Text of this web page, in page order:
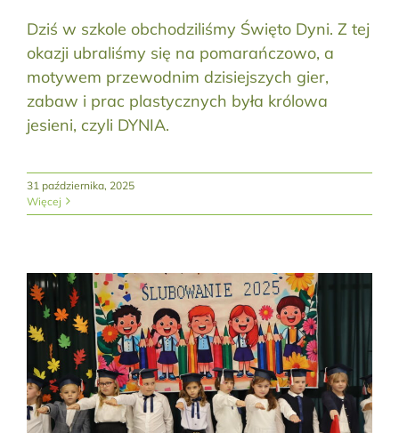
Dziś w szkole obchodziliśmy Święto Dyni. Z tej
okazji ubraliśmy się na pomarańczowo, a
motywem przewodnim dzisiejszych gier,
zabaw i prac plastycznych była królowa
jesieni, czyli DYNIA.
31 października, 2025
Więcej